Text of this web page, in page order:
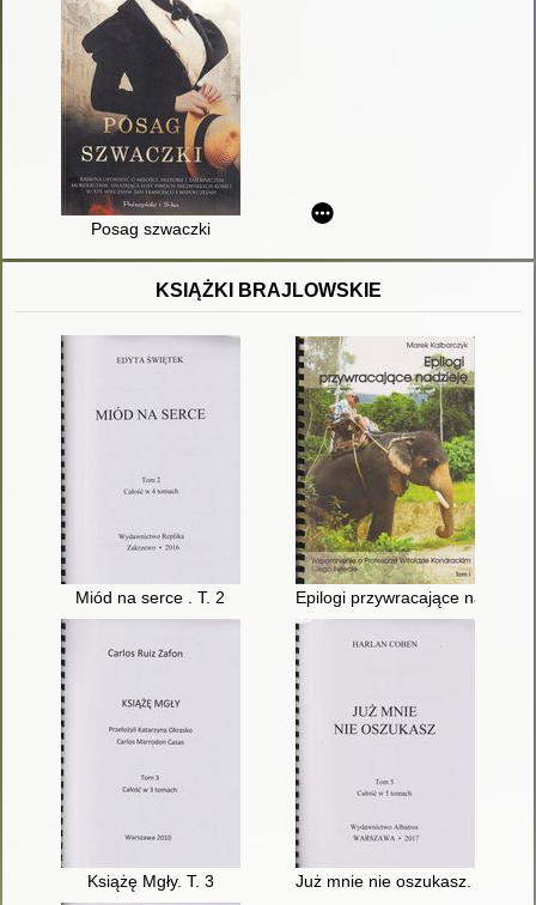
Posag szwaczki
KSIĄŻKI BRAJLOWSKIE
Miód na serce . T. 2 Epilogi przywracające
Książę Mgły. T. 3 Już mnie nie oszukasz. T. 5